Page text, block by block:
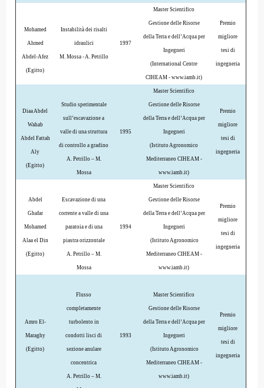
Mohamed
Ahmed
Abdel-Afez
(Egitto)
Instabilità dei risalti
idraulici
M. Mossa - A. Petrillo
1997
Master Scientifico
Gestione delle Risorse
della Terra e dell’Acqua per
Ingegneri
(International Centre
CIHEAM - www.iamb.it)
Premio
migliore
tesi di
ingegneria
Diaa Abdel
Wahab
Abdel Fattah
Aly
(Egitto)
Studio sperimentale
sull’escavazione a
valle di una struttura
di controllo a gradino
A. Petrillo – M.
Mossa
1995
Master Scientifico
Gestione delle Risorse
della Terra e dell’Acqua per
Ingegneri
(Istituto Agronomico
Mediterraneo CIHEAM -
www.iamb.it)
Premio
migliore
tesi di
ingegneria
Abdel
Ghafar
Mohamed
Alaa el Din
(Egitto)
Escavazione di una
corrente a valle di una
paratoia e di una
piastra orizzontale
A. Petrillo – M.
Mossa
1994
Master Scientifico
Gestione delle Risorse
della Terra e dell’Acqua per
Ingegneri
(Istituto Agronomico
Mediterraneo CIHEAM -
www.iamb.it)
Premio
migliore
tesi di
ingegneria
Amro El-
Maraghy
(Egitto)
Flusso
completamente
turbolento in
condotti lisci di
sezione anulare
concentrica
A. Petrillo – M.
1993
Master Scientifico
Gestione delle Risorse
della Terra e dell’Acqua per
Ingegneri
(Istituto Agronomico
Mediterraneo CIHEAM -
www.iamb.it)
Premio
migliore
tesi di
ingegneria